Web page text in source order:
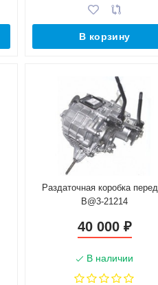
В корзину
Раздаточная коробка
B@3-21214
40 000 ₽
В наличии